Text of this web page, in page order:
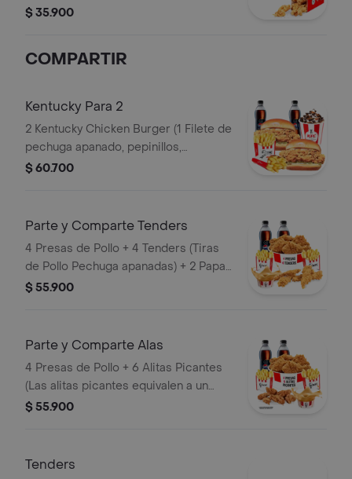
BBQ y mantequilla) + 1 Pop Corn
$ 35.900
COMPARTIR
Kentucky Para 2
2 Kentucky Chicken Burger (1 Filete de
pechuga apanado, pepinillos,
mayonesa premium y mantequilla) + 2
$ 60.700
Parte y Comparte Tenders
4 Presas de Pollo + 4 Tenders (Tiras
de Pollo Pechuga apanadas) + 2 Papas
Pequeñas + 1 Balde de Salsa 100g + 2
$ 55.900
Parte y Comparte Alas
4 Presas de Pollo + 6 Alitas Picantes
(Las alitas picantes equivalen a un
trozo de ala) + 2 Papas Pequeñas + 2
$ 55.900
Tenders